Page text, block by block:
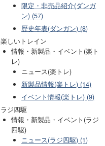
限定・非売品紹介(ダンガ
ン) (57)
歴史年表(ダンガン) (8)
楽しいトレイン
情報・新製品・イベント(楽ト
レ)
ニュース(楽トレ)
新製品情報(楽トレ) (14)
イベント情報(楽トレ) (9)
ラジ四駆
情報・新製品・イベント(ラジ
四駆)
ニュース(ラジ四駆) (1)